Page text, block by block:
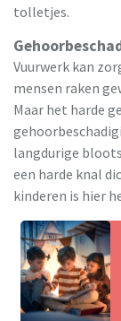
tolletjes.
Vuurwerk kan
mensen raken
Maar het harde
langdurige
een harde knal
kinderen is hier